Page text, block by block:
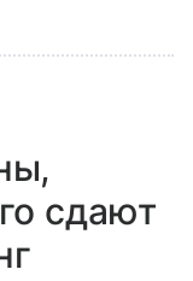
сдают